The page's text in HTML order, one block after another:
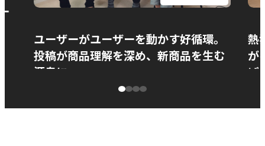
ユーザーがユーザーを動かす好循環。
投稿が商品理解を深め、新商品を生む
源泉に
熱
が
ぱ